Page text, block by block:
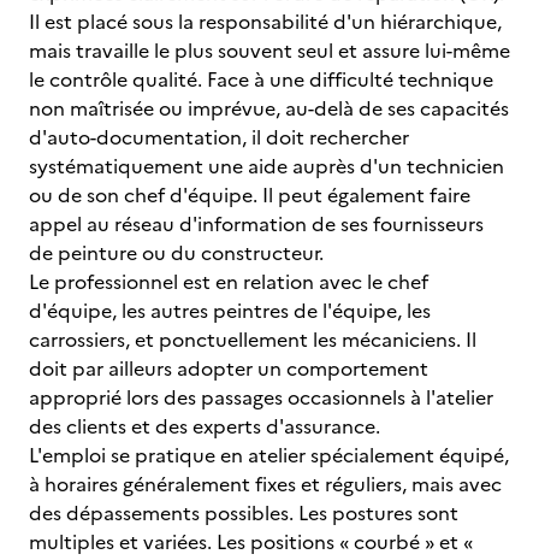
Il est placé sous la responsabilité d'un hiérarchique,
mais travaille le plus souvent seul et assure lui-même
le contrôle qualité. Face à une difficulté technique
non maîtrisée ou imprévue, au-delà de ses capacités
d'auto-documentation, il doit rechercher
systématiquement une aide auprès d'un technicien
ou de son chef d'équipe. Il peut également faire
appel au réseau d'information de ses fournisseurs
de peinture ou du constructeur.
Le professionnel est en relation avec le chef
d'équipe, les autres peintres de l'équipe, les
carrossiers, et ponctuellement les mécaniciens. Il
doit par ailleurs adopter un comportement
approprié lors des passages occasionnels à l'atelier
des clients et des experts d'assurance.
L'emploi se pratique en atelier spécialement équipé,
à horaires généralement fixes et réguliers, mais avec
des dépassements possibles. Les postures sont
multiples et variées. Les positions « courbé » et «